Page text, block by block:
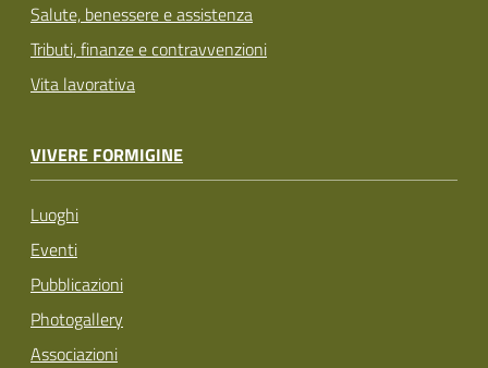
Salute, benessere e assistenza
Tributi, finanze e contravvenzioni
Vita lavorativa
VIVERE FORMIGINE
Luoghi
Eventi
Pubblicazioni
Photogallery
Associazioni